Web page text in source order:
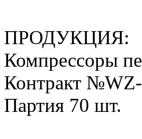
ПРОДУКЦИЯ:
Компрессоры
Контракт №WZ-
Партия 70 шт.